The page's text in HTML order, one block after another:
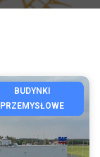
BUDYNKI
PRZEMYSŁOWE